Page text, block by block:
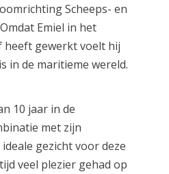
Scheeps- en
Emiel in het
heeft gewerkt voelt hij
in de maritieme wereld.
10 jaar in de
met zijn
gezicht voor deze
veel plezier gehad op